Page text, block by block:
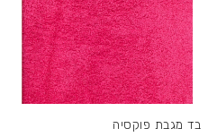
בד מגבת פוקסיה